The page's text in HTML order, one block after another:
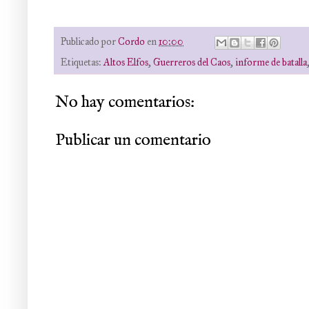
Publicado porCordo en10:00
Etiquetas: Altos Elfos, Guerreros del Caos, informe de batalla,
No hay comentarios:
Publicar un comentario